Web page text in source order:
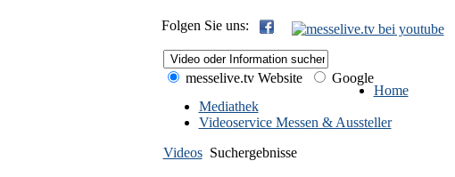
Folgen Sie uns:
messelive.tv Website
Google
Home
Mediathek
Videoservice Messen & Aussteller
Videos Suchergebnisse